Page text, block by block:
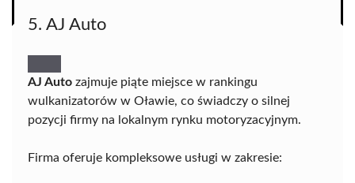
5. AJ Auto
AJ Auto zajmuje piąte miejsce w rankingu
wulkanizatorów w Oławie, co świadczy o silnej
pozycji firmy na lokalnym rynku motoryzacyjnym.
Firma oferuje kompleksowe usługi w zakresie: